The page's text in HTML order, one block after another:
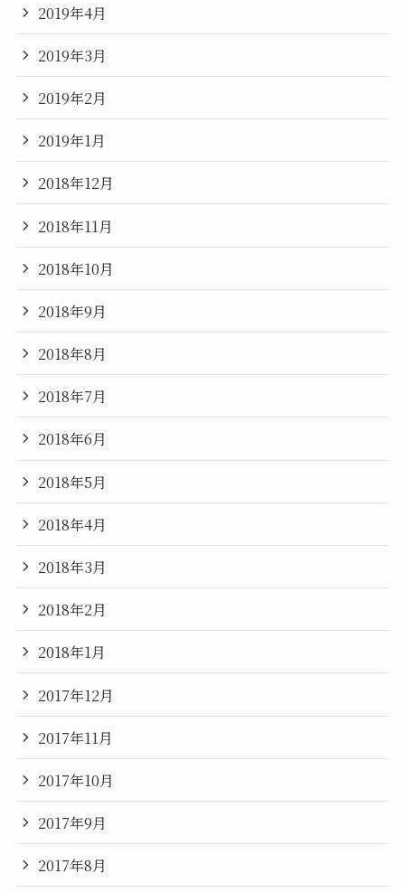
2019年4月
2019年3月
2019年2月
2019年1月
2018年12月
2018年11月
2018年10月
2018年9月
2018年8月
2018年7月
2018年6月
2018年5月
2018年4月
2018年3月
2018年2月
2018年1月
2017年12月
2017年11月
2017年10月
2017年9月
2017年8月